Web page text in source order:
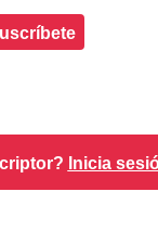
Inicia